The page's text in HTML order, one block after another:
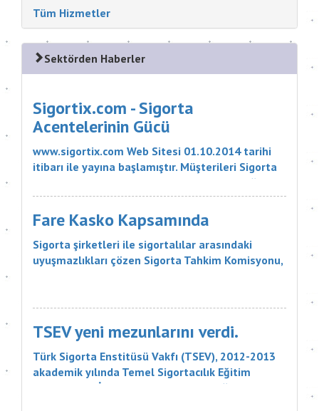
Tüm Hizmetler
Sektörden Haberler
Sigortix.com - Sigorta
Acentelerinin Gücü
www.sigortix.com Web Sitesi 01.10.2014 tarihi
itibarı ile yayına başlamıştır. Müşterileri Sigorta
Acentelerini neden tercih etmeleri gerektiği
konusunda bilgilendiren ve Sitedeki Üye Sigorta
Acentelerine müşteri yö...
Fare Kasko Kapsamında
Sigorta şirketleri ile sigortalılar arasındaki
uyuşmazlıkları çözen Sigorta Tahkim Komisyonu,
liralık tazminatı ödemesine karar verdi. Sigorta
Tahkim Komisyonu M...
TSEV yeni mezunlarını verdi.
Türk Sigorta Enstitüsü Vakfı (TSEV), 2012-2013
akademik yılında Temel Sigortacılık Eğitim
Programı ve İleri Düzey Sigortacılık Eğitim